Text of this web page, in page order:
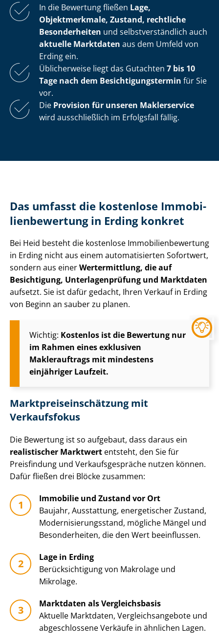
In die Bewertung fließen Lage,
Objektmerkmale, Zustand, rechtliche
Besonderheiten und selbst­ver­ständ­lich auch
aktuelle Marktdaten aus dem Umfeld von
Erding ein.
Üblicherweise liegt das Gutachten 7 bis 10
Tage nach dem Be­sich­ti­gungs­ter­min für Sie
vor.
Die Provision für unseren Maklerservice
wird ausschließlich im Erfolgsfall fällig.
Das umfasst die kostenlose Im­mo­bi­
li­en­be­wer­tung in Erding konkret
Bei Heid besteht die kostenlose Im­mo­bi­li­en­be­wer­tung
in Erding nicht aus einem automatisierten Sofortwert,
sondern aus einerWertermittlung, die auf
Besichtigung, Un­ter­la­gen­prü­fung und Marktdaten
aufsetzt. Sie ist dafür gedacht, Ihren Verkauf in Erding
von Beginn an sauber zu planen.
Wichtig: Kostenlos ist die Bewertung nur
im Rahmen eines exklusiven
Maklerauftrags mit mindestens
einjähriger Laufzeit.
Markt­preis­ein­schät­zung mit
Verkaufsfokus
Die Bewertung ist so aufgebaut, dass daraus ein
realistischer Marktwert entsteht, den Sie für
Preisfindung und Ver­kaufs­ge­sprä­che nutzen können.
Dafür fließen drei Blöcke zusammen:
Immobilie und Zustand vor Ort
Baujahr, Ausstattung, energetischer Zustand,
Mo­der­ni­sie­rungs­stand, mögliche Mängel und
Besonderheiten, die den Wert beeinflussen.
Lage in Erding
Be­rück­sich­ti­gung von Makrolage und
Mikrolage.
Marktdaten als Vergleichsbasis
Aktuelle Marktdaten, Ver­gleichs­an­ge­bo­te und
abgeschlossene Verkäufe in ähnlichen Lagen.